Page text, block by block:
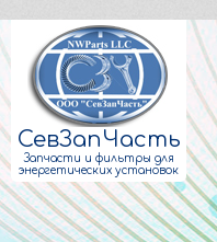
СевЗапЧасть
Запчасти и фильтры для
энергетических установок